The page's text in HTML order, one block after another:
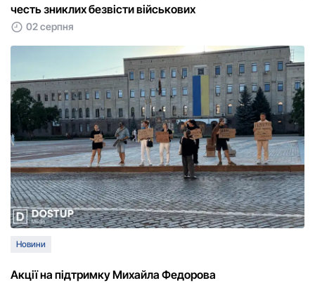
честь зниклих безвісти військових
02 серпня
Новини
Акції на підтримку Михайла Федорова